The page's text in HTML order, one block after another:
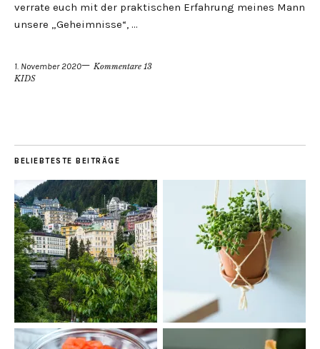
verrate euch mit der praktischen Erfahrung meines Mann
unsere „Geheimnisse“, …
1. November 2020
Kommentare 13
KIDS
BELIEBTESTE BEITRÄGE